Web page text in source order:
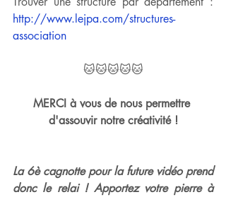
http://www.lejpa.com/structures-
association
🐱🐱🐱🐱🐱
MERCI à vous de nous permettre
d'assouvir notre créativité !
La 6è cagnotte pour la future vidéo prend
donc le relai ! Apportez votre pierre à